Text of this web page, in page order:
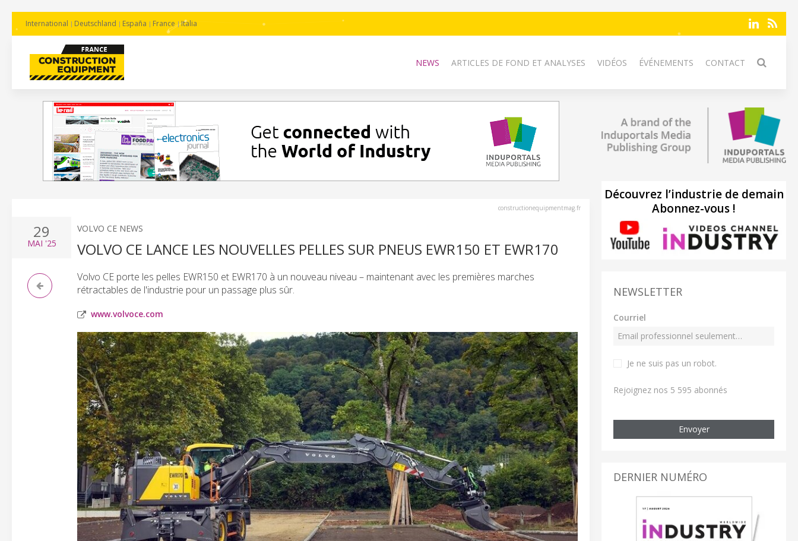
International Deutschland España France Italia
NEWS ARTICLES DE FOND ET ANALYSES VIDÉOS ÉVÉNEMENTS CONTACT
constructionequipmentmag.fr
29
MAI '25
VOLVO CE NEWS
VOLVO CE LANCE LES NOUVELLES PELLES SUR PNEUS EWR150 ET EWR170
Volvo CE porte les pelles EWR150 et EWR170 à un nouveau niveau – maintenant avec les premières marches
rétractables de l'industrie pour un passage plus sûr.
www.volvoce.com
Découvrez l’industrie de demain
Abonnez-vous !
NEWSLETTER
Courriel
Je ne suis pas un robot.
Rejoignez nos 5 595 abonnés
Envoyer
DERNIER NUMÉRO